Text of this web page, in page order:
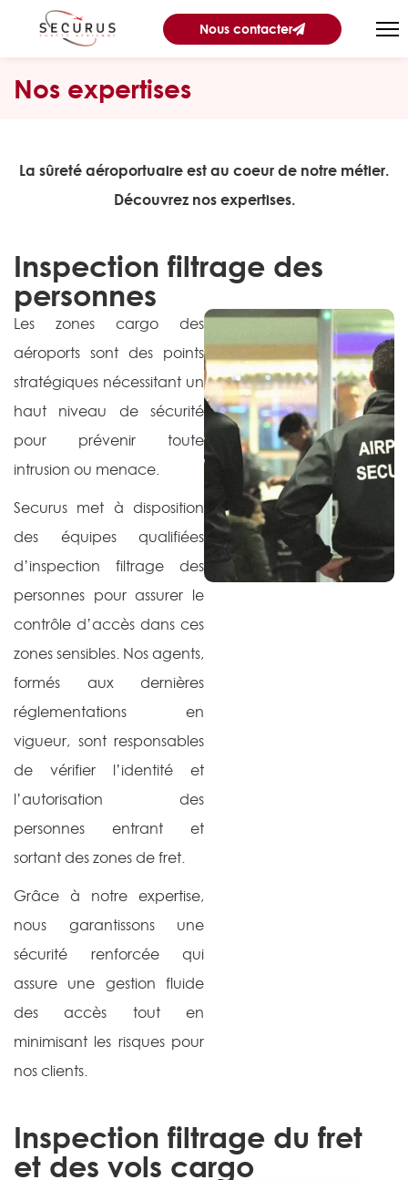
Nous contacter
Nos expertises
La sûreté aéroportuaire est au coeur de notre métier.
Découvrez nos expertises.
Inspection filtrage des
personnes
Les zones cargo des
aéroports sont des points
stratégiques nécessitant un
haut niveau de sécurité
pour prévenir toute
intrusion ou menace.
Securus met à disposition
des équipes qualifiées
d’inspection filtrage des
personnes pour assurer le
contrôle d’accès dans ces
zones sensibles. Nos agents,
formés aux dernières
réglementations en
vigueur, sont responsables
de vérifier l’identité et
l’autorisation des
personnes entrant et
sortant des zones de fret.
Grâce à notre expertise,
nous garantissons une
sécurité renforcée qui
assure une gestion fluide
des accès tout en
minimisant les risques pour
nos clients.
Inspection filtrage du fret
et des vols cargo